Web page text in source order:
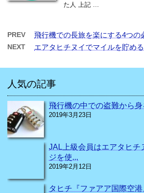
た人 上記 …
PREV 飛行機での長旅を楽にする4つの
NEXT エアタヒチヌイでマイルを貯め
人気の記事
飛行機の中での盗難から
2019年3月23日
JAL上級会員はエアタヒチ
ジを使...
2019年2月12日
タヒチ『ファアア国際空